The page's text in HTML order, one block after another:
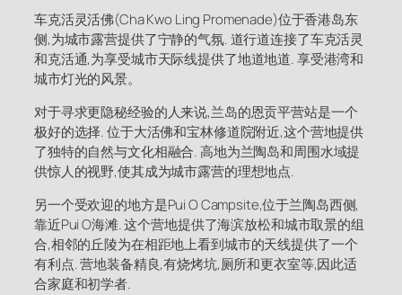
车克活灵活佛(Cha Kwo Ling Promenade)位于香港岛东
侧,为城市露营提供了宁静的气氛. 道行道连接了车克活灵
和克活通,为享受城市天际线提供了地道地道. 享受港湾和
城市灯光的风景。
对于寻求更隐秘经验的人来说,兰岛的恩贡平营站是一个
极好的选择. 位于大活佛和宝林修道院附近,这个营地提供
了独特的自然与文化相融合. 高地为兰陶岛和周围水域提
供惊人的视野,使其成为城市露营的理想地点.
另一个受欢迎的地方是Pui O Campsite,位于兰陶岛西侧,
靠近Pui O海滩. 这个营地提供了海滨放松和城市取景的组
合,相邻的丘陵为在相距地上看到城市的天线提供了一个
有利点. 营地装备精良,有烧烤坑,厕所和更衣室等,因此适
合家庭和初学者.